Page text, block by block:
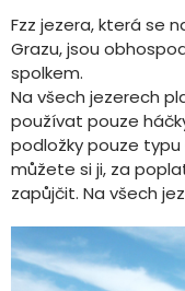
Fzz jezera, která se
Grazu, jsou
spolkem.
Na všech jezerech
používat pouze
podložky pouze
můžete si ji, za
zapůjčit. Na všech